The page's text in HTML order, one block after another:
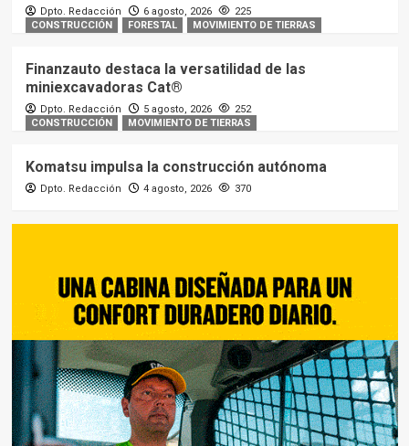
Dpto. Redacción 6 agosto, 2026
225
CONSTRUCCIÓN
FORESTAL MOVIMIENTO DE TIERRAS
Finanzauto destaca la versatilidad de las
miniexcavadoras Cat®
Dpto. Redacción 5 agosto, 2026
252
CONSTRUCCIÓN
MOVIMIENTO DE TIERRAS
Komatsu impulsa la construcción autónoma
Dpto. Redacción 4 agosto, 2026 370